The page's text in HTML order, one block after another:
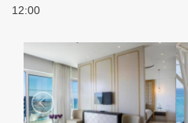
Подбор туров
The